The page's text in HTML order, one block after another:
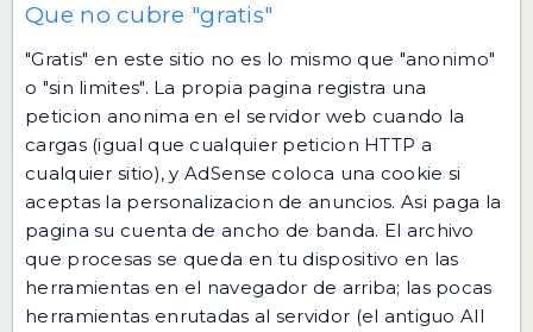
Que no cubre "gratis"
"Gratis" en este sitio no es lo mismo que "anonimo"
o "sin limites". La propia pagina registra una
peticion anonima en el servidor web cuando la
cargas (igual que cualquier peticion HTTP a
cualquier sitio), y AdSense coloca una cookie si
aceptas la personalizacion de anuncios. Asi paga la
pagina su cuenta de ancho de banda. El archivo
que procesas se queda en tu dispositivo en las
herramientas en el navegador de arriba; las pocas
herramientas enrutadas al servidor (el antiguoAll